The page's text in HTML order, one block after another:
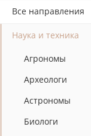
Все направления
Наука и техника
Агрономы
Археологи
Астрономы
Биологи